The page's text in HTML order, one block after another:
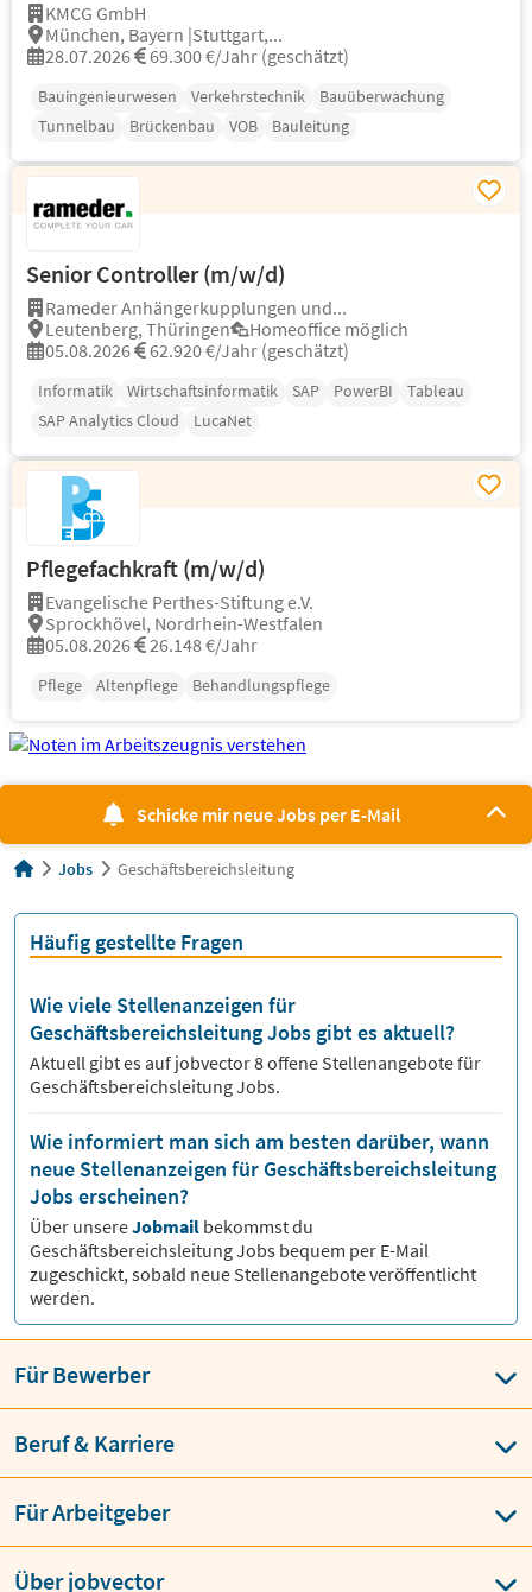
KMCG GmbH
München, Bayern |Stuttgart,...
28.07.2026
69.300 €/Jahr (geschätzt)
Bauingenieurwesen Verkehrstechnik
Bauüberwachung
Tunnelbau
Brückenbau VOB Bauleitung
Senior Controller (m/w/d)
Rameder Anhängerkupplungen und...
Leutenberg, Thüringen
Homeoffice möglich
05.08.2026
62.920 €/Jahr (geschätzt)
Informatik Wirtschaftsinformatik SAP PowerBI
Tableau
SAP Analytics Cloud
LucaNet
Pflegefachkraft (m/w/d)
Evangelische Perthes-Stiftung e.V.
Sprockhövel, Nordrhein-Westfalen
05.08.2026
26.148 €/Jahr
Pflege Altenpflege Behandlungspflege
Schicke mir neue Jobs per E-Mail
Jobs Geschäftsbereichsleitung
Häufig gestellte Fragen
Wie viele Stellenanzeigen für
Geschäftsbereichsleitung Jobs gibt es aktuell?
Aktuell gibt es auf jobvector8offene Stellenangebote für
Geschäftsbereichsleitung Jobs.
Wie informiert man sich am besten darüber, wann
neue Stellenanzeigen für Geschäftsbereichsleitung
Jobs erscheinen?
Über unsereJobmail bekommst du
GeschäftsbereichsleitungJobs bequem per E-Mail
zugeschickt, sobald neue Stellenangebote veröffentlicht
werden.
Für Bewerber
Beruf & Karriere
Für Arbeitgeber
Über jobvector